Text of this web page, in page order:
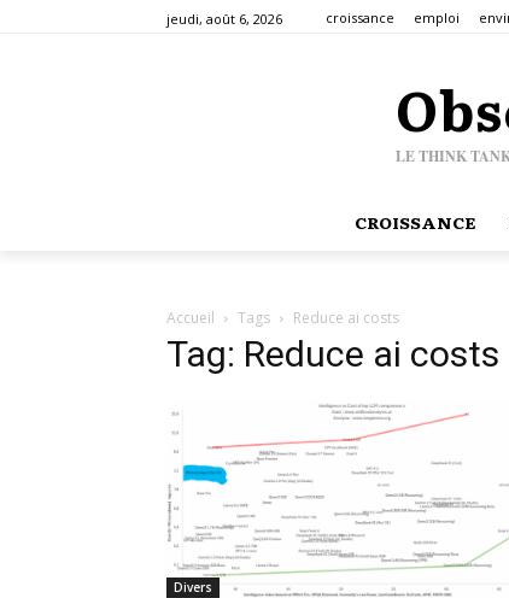
jeudi, août 6, 2026 croissance emploi
LE THINK
CROISSANCE
Accueil Tags Reduce ai costs
Tag: Reduce ai costs
Divers